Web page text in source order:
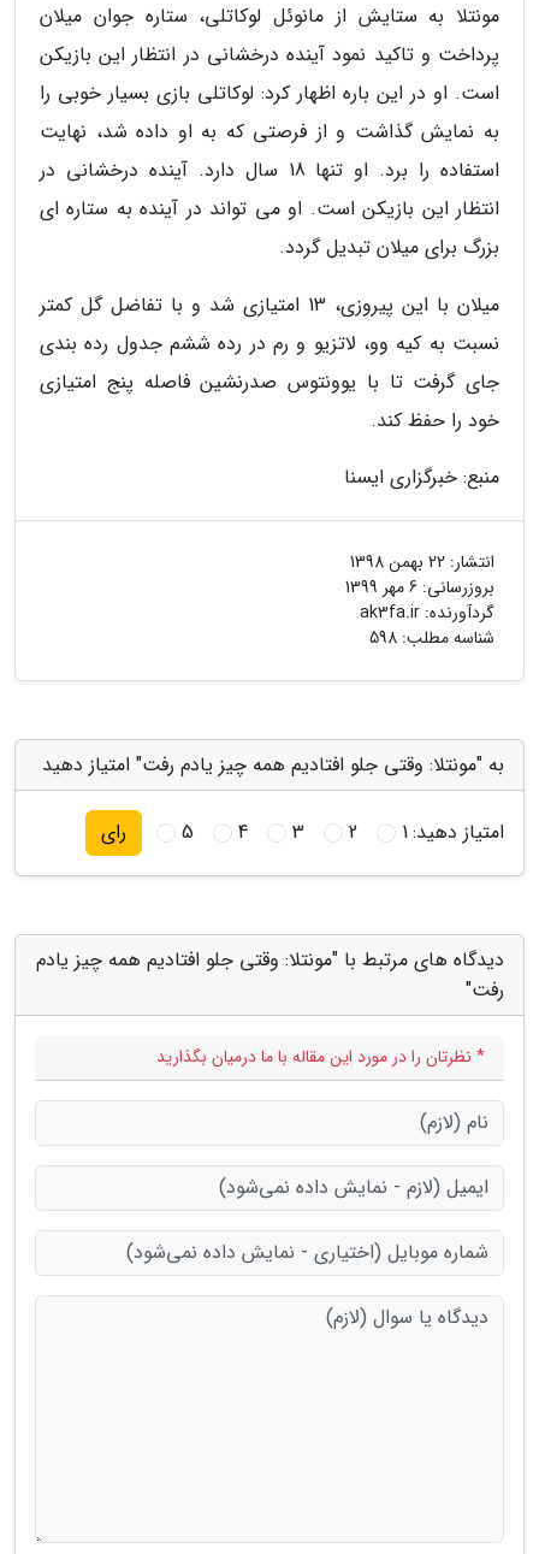
مونتلا به ستایش از مانوئل لوکاتلی، ستاره جوان میلان
پرداخت و تاکید نمود آینده درخشانی در انتظار این بازیکن
است. او در این باره اظهار کرد: لوکاتلی بازی بسیار خوبی را
به نمایش گذاشت و از فرصتی که به او داده شد، نهایت
استفاده را برد. او تنها 18 سال دارد. آینده درخشانی در
انتظار این بازیکن است. او می تواند در آینده به ستاره ای
بزرگ برای میلان تبدیل گردد.
میلان با این پیروزی، 13 امتیازی شد و با تفاضل گل کمتر
نسبت به کیه وو، لاتزیو و رم در رده ششم جدول رده بندی
جای گرفت تا با یوونتوس صدرنشین فاصله پنج امتیازی
خود را حفظ کند.
منبع: خبرگزاری ایسنا
انتشار: 22 بهمن 1398
بروزرسانی: 6 مهر 1399
گردآورنده: ak3fa.ir
شناسه مطلب: 598
به "مونتلا: وقتی جلو افتادیم همه چیز یادم رفت" امتیاز دهید
امتیاز دهید:1
2
3
4
5 رای
دیدگاه های مرتبط با "مونتلا: وقتی جلو افتادیم همه چیز یادم
رفت"
* نظرتان را در مورد این مقاله با ما درمیان بگذارید